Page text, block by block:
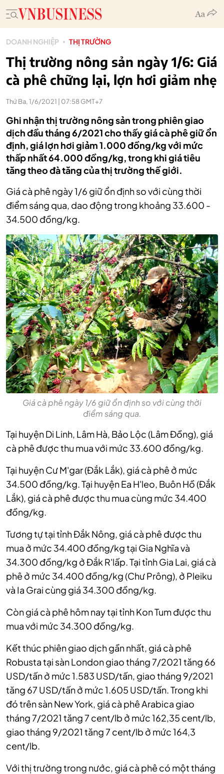
DOANH NGHIỆP THỊ TRƯỜNG
Thị trường nông sản ngày 1/6: Giá
cà phê chững lại, lợn hơi giảm nhẹ
Thứ Ba, 1/6/2021 | 07:58 GMT+7
Ghi nhận thị trường nông sản trong phiên giao
dịch đầu tháng 6/2021 cho thấy giá cà phê giữ ổn
định, giá lợn hơi giảm 1.000 đồng/kg với mức
thấp nhất 64.000 đồng/kg, trong khi giá tiêu
tăng theo đà tăng của thị trường thế giới.
Giá cà phê ngày 1/6 giữ ổn định so với cùng thời
điểm sáng qua, dao độngtrong khoảng 33.600 -
34.500 đồng/kg.
Giá cà phê ngày 1/6 giữ ổn định so với cùng thời
điểm sáng qua.
Tại huyện Di Linh, Lâm Hà, Bảo Lộc (Lâm Đồng), giá
cà phê được thu mua với mức 33.600 đồng/kg.
Tại huyện Cư M'gar (Đắk Lắk), giá cà phê ở mức
34.500 đồng/kg. Tại huyện Ea H'leo, Buôn Hồ (Đắk
Lắk), giá cà phê được thu mua cùng mức 34.400
đồng/kg.
Tương tự tại tỉnh Đắk Nông, giá cà phê được thu
mua ở mức 34.400 đồng/kg tại Gia Nghĩa và
34.300 đồng/kg ở Đắk R'lấp. Tại tỉnh Gia Lai, giá cà
phê ở mức 34.400 đồng/kg (Chư Prông), ở Pleiku
và Ia Grai cùng giá 34.300 đồng/kg.
Còn giá cà phê hôm nay tại tỉnh Kon Tum được thu
mua với mức 34.300 đồng/kg.
Kết thúc phiên giao dịch gần nhất, giá cà phê
Robusta tại sàn London giao tháng 7/2021 tăng 66
USD/tấn ở mức 1.583 USD/tấn, giao tháng 9/2021
tăng 67 USD/tấn ở mức 1.605 USD/tấn. Trong khi
đó trên sàn New York, giá cà phê Arabica giao
tháng 7/2021 tăng 7 cent/lb ở mức 162,35 cent/lb,
giao tháng 9/2021 tăng 7 cent/lb ở mức 164,3
cent/lb.
Với thị trường trong nước, giá cà phê có một tháng